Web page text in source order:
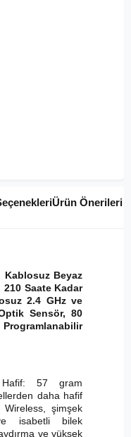
Ürün Önerileri
Beyaz
Saate Kadar
2.4 GHz ve
Sensör, 80
57 gram
daha hafif
şimşek
isabetli bilek
ve yüksek